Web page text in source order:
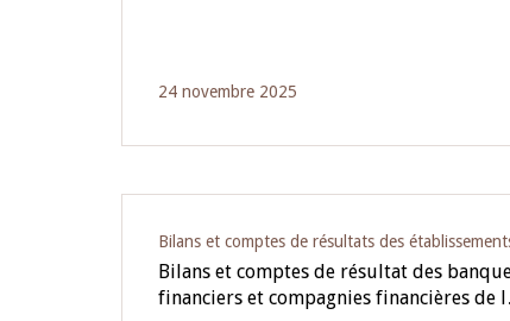
24 novembre 2025
Bilans et comptes de résultats des
Bilans et comptes de résultat des
financiers et compagnies financières de